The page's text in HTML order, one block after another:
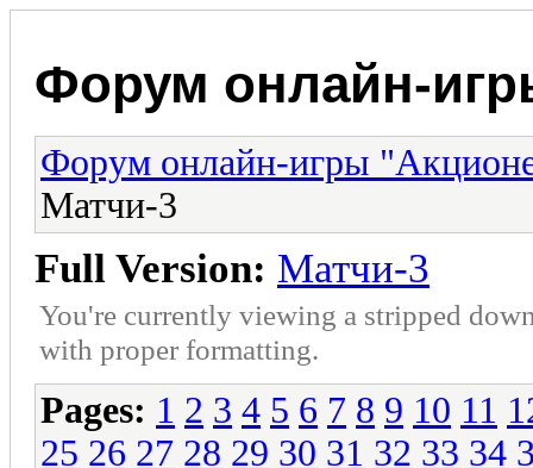
Форум онлайн-
Форум онлайн-игры
Матчи-3
Full Version: Матчи-3
You're currently viewing a stripped
with proper formatting.
Pages: 1 2 3 4 5 6 7 8 9 10 11
25 26 27 28 29 30 31 32 33 34